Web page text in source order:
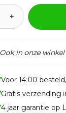
+
Ook in onze
Voor 14:00
Gratis verzending
4 jaar garantie op